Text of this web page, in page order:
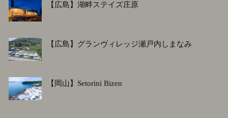
【広島】湖畔ステイズ庄原
【広島】グランヴィレッジ瀬戸内しまなみ
【岡山】Setorini Bizen